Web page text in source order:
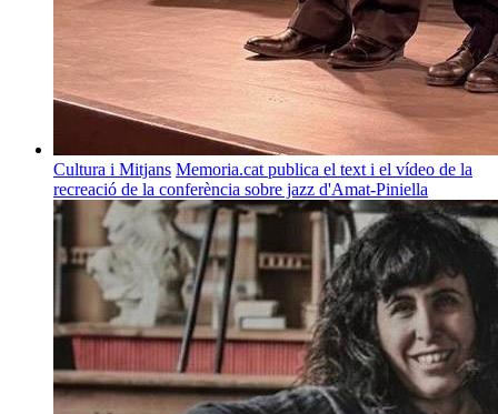
Cultura i Mitjans Memoria.cat publica el text i el vídeo de la
recreació de la conferència sobre jazz d'Amat-Piniella